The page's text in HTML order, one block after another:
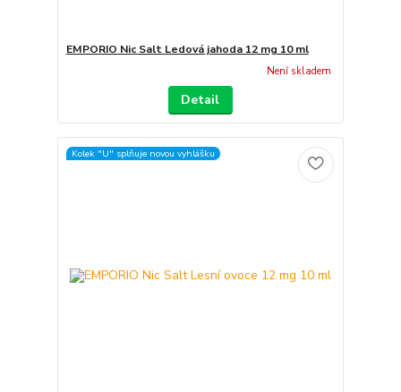
EMPORIO Nic Salt Ledová jahoda 12 mg 10 ml
Není skladem
Detail
Kolek "U" splňuje novou vyhlášku